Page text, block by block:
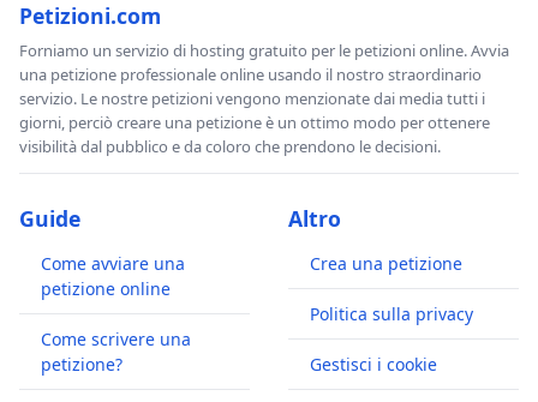
Petizioni.com
Forniamo un servizio di hosting gratuito per le petizioni online. Avvia
una petizione professionale online usando il nostro straordinario
servizio. Le nostre petizioni vengono menzionate dai media tutti i
giorni, perciò creare una petizione è un ottimo modo per ottenere
visibilità dal pubblico e da coloro che prendono le decisioni.
Guide
Come avviare una
petizione online
Come scrivere una
petizione?
Altro
Crea una petizione
Politica sulla privacy
Gestisci i cookie